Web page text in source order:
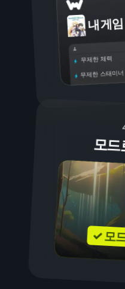
내 게임
무제한 체력
무제한 스태미너
모드
✓ 모